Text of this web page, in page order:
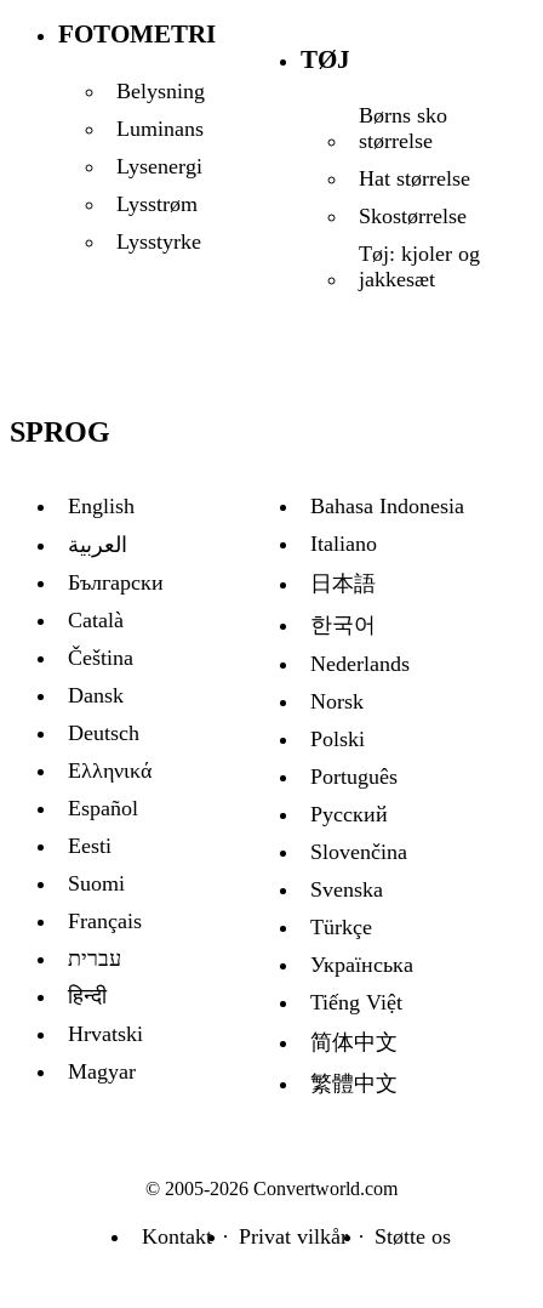
FOTOMETRI
Belysning
Luminans
Lysenergi
Lysstrøm
Lysstyrke
TØJ
Børns sko
størrelse
Hat størrelse
Skostørrelse
Tøj: kjoler og
jakkesæt
SPROG
English
العربية
Български
Català
Čeština
Dansk
Deutsch
Ελληνικά
Español
Eesti
Suomi
Français
עברית
हिन्दी
Hrvatski
Magyar
Bahasa Indonesia
Italiano
日本語
한국어
Nederlands
Norsk
Polski
Português
Русский
Slovenčina
Svenska
Türkçe
Украïнська
Tiếng Việt
简体中文
繁體中文
© 2005-2026 Convertworld.com
Kontakt Privat vilkår Støtte os